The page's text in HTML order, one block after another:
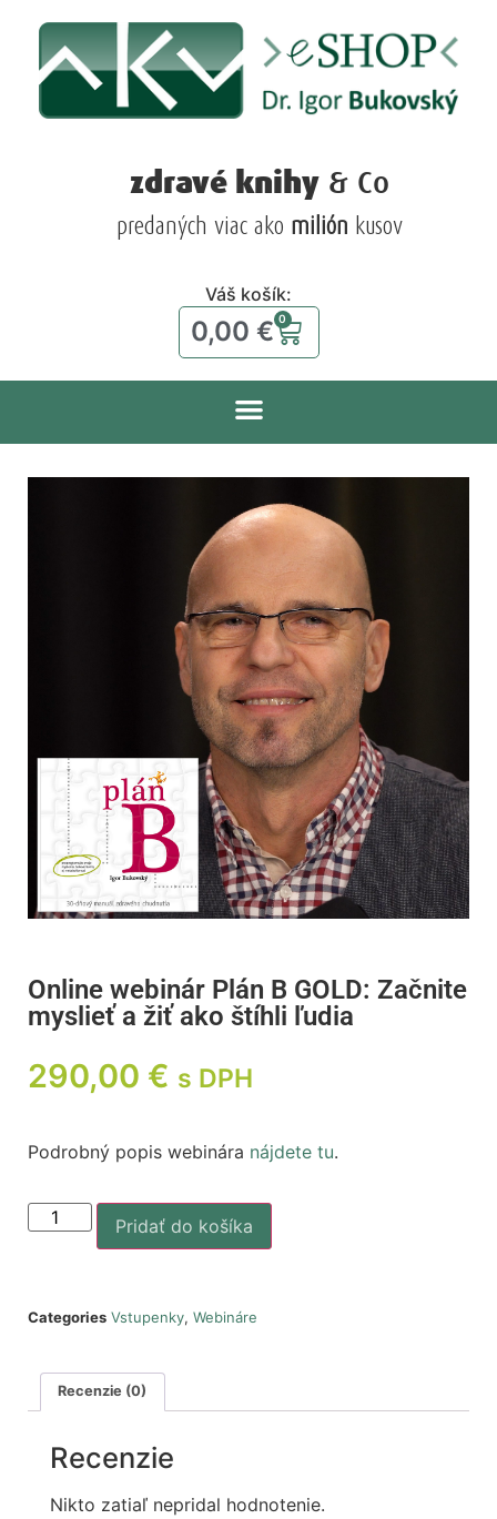
zdravé knihy & Co
predaných viac ako milión kusov
Váš košík:
0,00 € 0
Online webinár Plán B GOLD: Začnite
myslieť a žiť ako štíhli ľudia
290,00 € s DPH
Podrobný popis webinára nájdete tu.
Pridať do košíka
Categories Vstupenky, Webináre
Recenzie (0)
Recenzie
Nikto zatiaľ nepridal hodnotenie.